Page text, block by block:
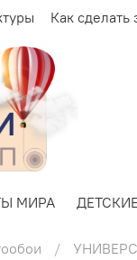
Как сделать
МИРА